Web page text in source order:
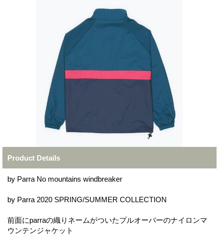
Product Details
by Parra No mountains windbreaker
by Parra 2020 SPRING/SUMMER COLLECTION
前面にparraの織りネームがついたプルオーバーのナイロンマ
ウンテンジャケット